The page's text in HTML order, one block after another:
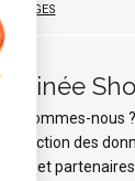
Qui sommes-nous ?
Protection des
Liens et partenaires